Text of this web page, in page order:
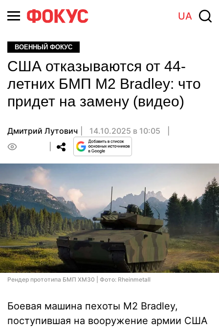
UA
ВОЕННЫЙ ФОКУС
США отказываются от 44-
летних БМП M2 Bradley: что
придет на замену (видео)
Дмитрий Лутович
14.10.2025 в 10:05
Рендер прототипа БМП XM30 | Фото: Rheinmetall
Боевая машина пехоты M2 Bradley,
поступившая на вооружение армии США